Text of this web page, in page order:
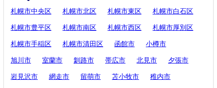
札幌市中央区 札幌市北区 札幌市東区 札幌市白石区
札幌市豊平区 札幌市南区 札幌市西区 札幌市厚別区
札幌市手稲区 札幌市清田区 函館市 小樽市
旭川市 室蘭市 釧路市 帯広市 北見市 夕張市
岩見沢市 網走市 留萌市 苫小牧市 稚内市